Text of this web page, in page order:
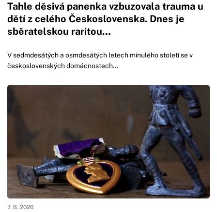
Tahle děsivá panenka vzbuzovala trauma u
dětí z celého Československa. Dnes je
sběratelskou raritou…
V sedmdesátých a osmdesátých letech minulého století se v
československých domácnostech...
7. 8. 2026